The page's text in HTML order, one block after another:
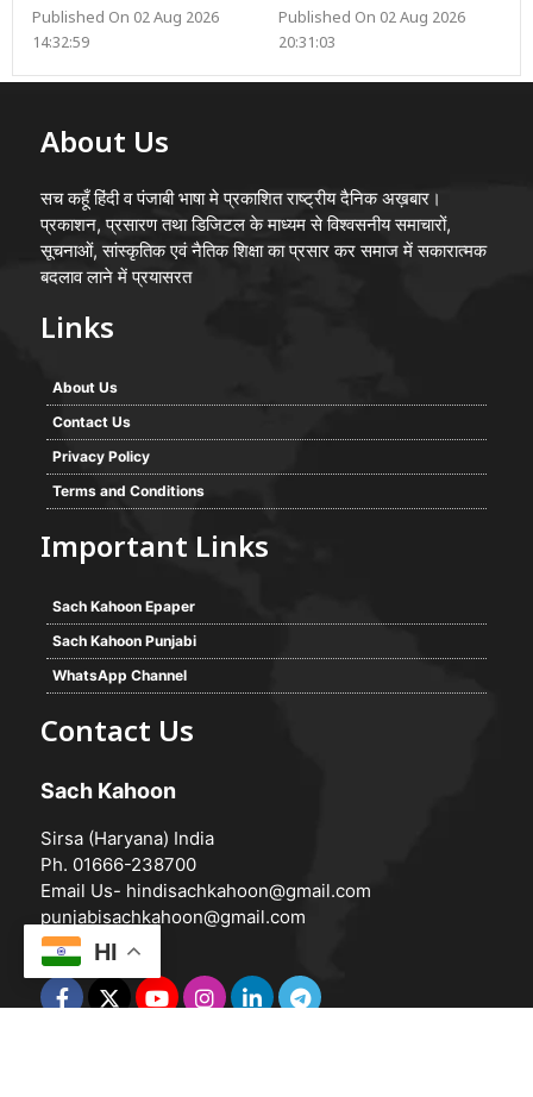
Published On 02 Aug 2026
14:32:59
Published On 02 Aug 2026
20:31:03
About Us
सच कहूँ हिंदी व पंजाबी भाषा मे प्रकाशित राष्ट्रीय दैनिक अख़बार।
प्रकाशन, प्रसारण तथा डिजिटल के माध्यम से विश्वसनीय समाचारों,
सूचनाओं, सांस्कृतिक एवं नैतिक शिक्षा का प्रसार कर समाज में सकारात्मक
बदलाव लाने में प्रयासरत
Links
About Us
Contact Us
Privacy Policy
Terms and Conditions
Important Links
Sach Kahoon Epaper
Sach Kahoon Punjabi
WhatsApp Channel
Contact Us
Sach Kahoon
Sirsa (Haryana) India
Ph. 01666-238700
Email Us- hindisachkahoon@gmail.com
punjabisachkahoon@gmail.com
HI